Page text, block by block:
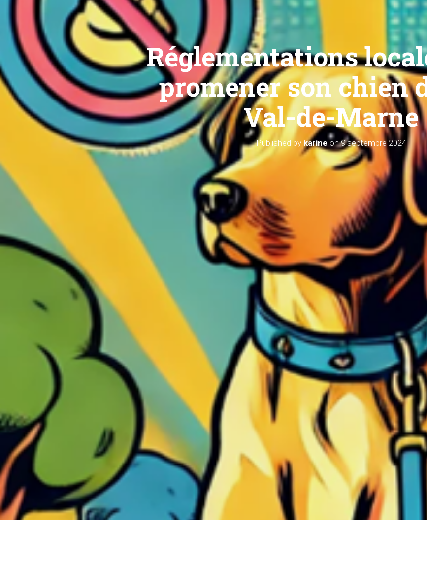
Réglementations
promener son chien
Val-de-Marne
Published by karine on9 septembre 2024